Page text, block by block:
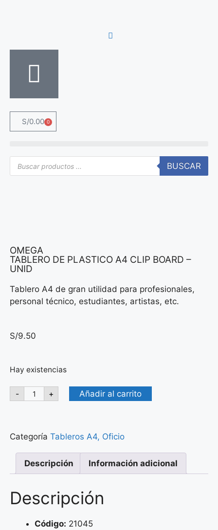
S/0.00 0
BUSCAR
OMEGA
TABLERO DE PLASTICO A4 CLIP BOARD –
UNID
Tablero A4 de gran utilidad para profesionales,
personal técnico, estudiantes, artistas, etc.
S/9.50
Hay existencias
- + Añadir al carrito
Categoría Tableros A4, Oficio
Descripción Información adicional
Descripción
Código: 21045